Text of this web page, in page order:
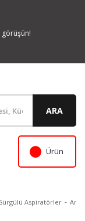
görüşün!
ARA
Ürün
Aspiratörler